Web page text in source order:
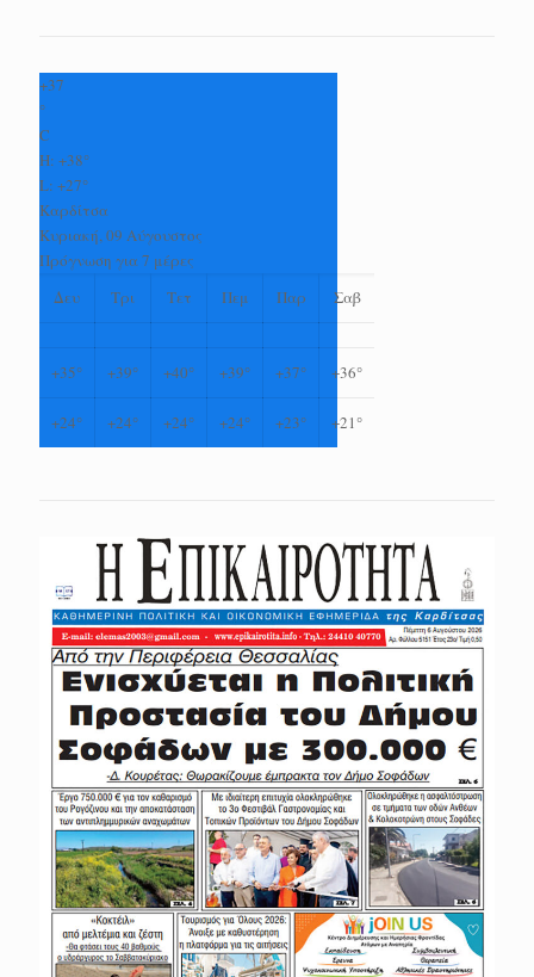
+37
°
C
H: +38°
L: +27°
Καρδίτσα
Κυριακή, 09 Αύγουστος
Πρόγνωση για 7 μέρες
Δευ
Τρι Τετ Πεμ Παρ Σαβ
+35° +39° +40° +39° +37° +36°
+24° +24° +24° +24° +23° +21°